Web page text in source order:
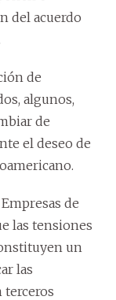
del acuerdo
de
algunos,
de
el deseo de
de
las tensiones
un
las
terceros